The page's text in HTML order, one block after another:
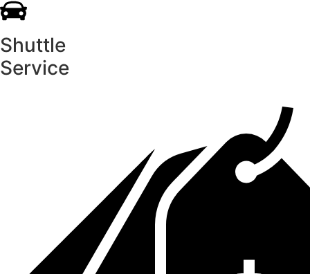
Shuttle
Service